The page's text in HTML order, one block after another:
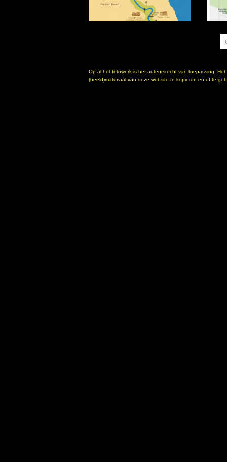
Op al het fotowerk is het auteursrecht van toepassing.
(beeld)materiaal van deze website te kopieren en of te